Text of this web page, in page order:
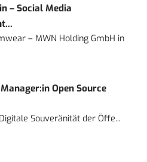
– Social Media
– MWN Holding GmbH in
Open Source
Souveränität der Öffe...